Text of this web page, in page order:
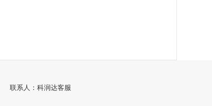
联系人：科润达客服